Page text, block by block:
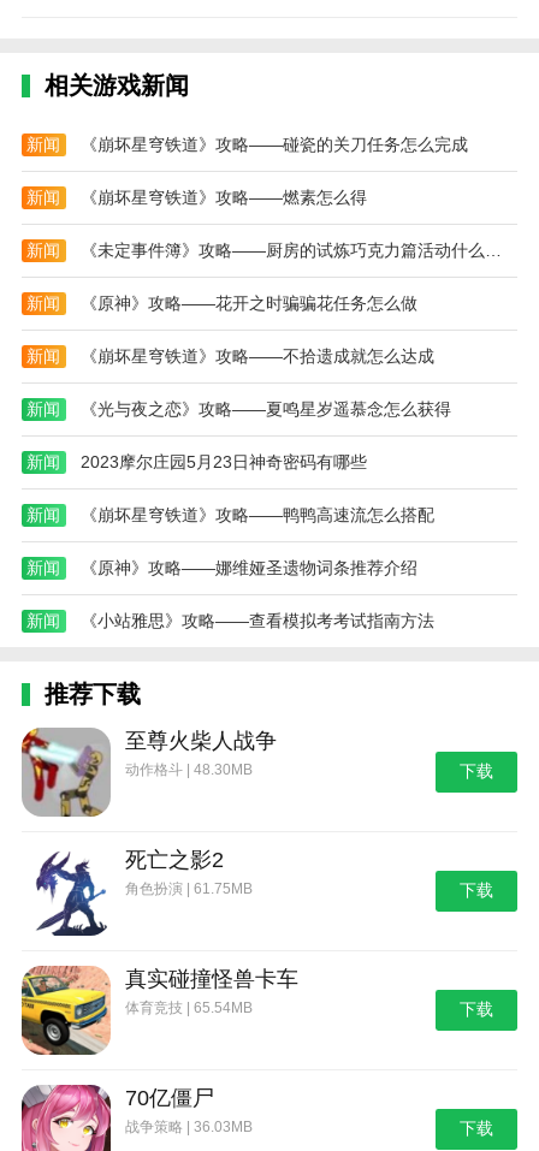
氛围。游戏的多人模式也增加了游戏的趣味性。玩家可
以让玩家和朋友一起玩，享受游戏的乐趣，提高游戏的
互动性。总之，开心玩球是一款非常不错的小游戏，值
得一试。
相关游戏新闻
新闻 《崩坏星穹铁道》攻略——碰瓷的关刀任务怎么完成
新闻 《崩坏星穹铁道》攻略——燃素怎么得
新闻 《未定事件簿》攻略——厨房的试炼巧克力篇活动什么时候开始
新闻 《原神》攻略——花开之时骗骗花任务怎么做
新闻 《崩坏星穹铁道》攻略——不拾遗成就怎么达成
新闻 《光与夜之恋》攻略——夏鸣星岁遥慕念怎么获得
新闻 2023摩尔庄园5月23日神奇密码有哪些
新闻 《崩坏星穹铁道》攻略——鸭鸭高速流怎么搭配
新闻 《原神》攻略——娜维娅圣遗物词条推荐介绍
新闻 《小站雅思》攻略——查看模拟考考试指南方法
推荐下载
至尊火柴人战争
动作格斗 | 48.30MB 下载
死亡之影2
角色扮演 | 61.75MB 下载
真实碰撞怪兽卡车
体育竞技 | 65.54MB 下载
70亿僵尸
战争策略 | 36.03MB 下载